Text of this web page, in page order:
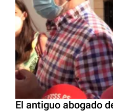
El antiguo abogado